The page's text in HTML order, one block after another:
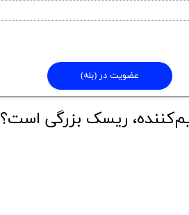
عضویت در (بله)
ریسک بزرگی است؟